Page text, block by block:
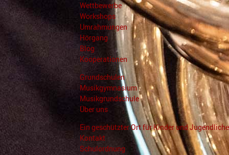
Wettbewerbe
Workshops
Umrahmungen
Hörgang
Blog
Kooperationen
Grundschulen
Musikgymnasium
Musikgrundschule
Über uns
Ein geschützter Ort für Kinder und Jugendliche
Kontakt
Schulordnung